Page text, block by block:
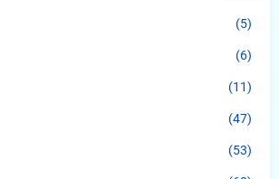
(5)
(6)
(11)
(47)
(53)